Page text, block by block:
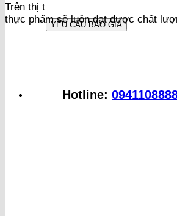
Hotline:
Trên thị trường hiện nay, hầu hết
thực phẩm sẽ luôn đạt được chất